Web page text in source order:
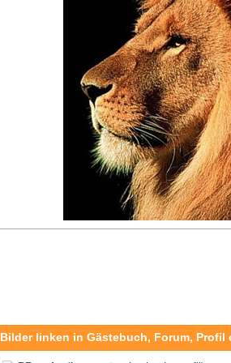
Bilder linken in Gästebuch, Forum, Profil